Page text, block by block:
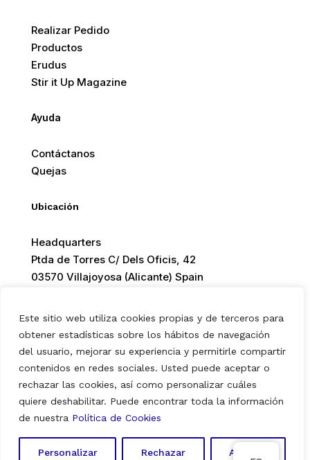
Este sitio web utiliza cookies propias y de terceros para
obtener estadísticas sobre los hábitos de navegación
del usuario, mejorar su experiencia y permitirle compartir
contenidos en redes sociales. Usted puede aceptar o
rechazar las cookies, así como personalizar cuáles
quiere deshabilitar. Puede encontrar toda la información
de nuestra Política de Cookies
Personalizar Rechazar Aceptar
Realizar Pedido
Productos
Erudus
Stir it Up Magazine
Ayuda
Contáctanos
Quejas
Ubicación
Headquarters
Ptda de Torres C/ Dels Oficis, 42
03570 Villajoyosa (Alicante) Spain
© 2026 Europ Foods. All rights reserved.
Aviso Legal|Política de Privacidad